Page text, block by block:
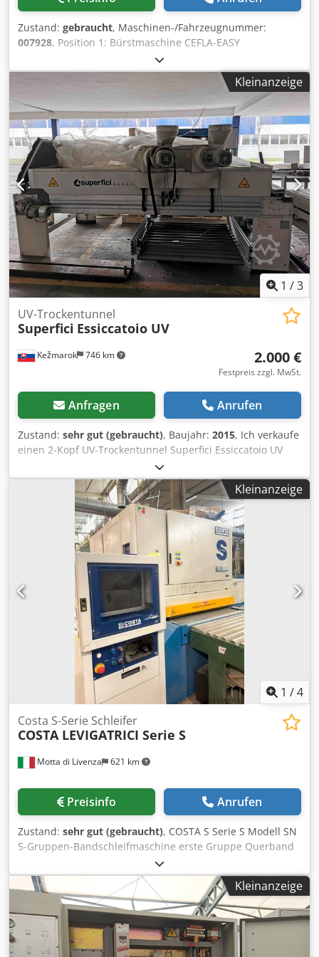
Zustand: gebraucht, Maschinen-/Fahrzeugnummer:
007928, Position 1: Bürstmaschine CEFLA-EASY
2000 + TR2V-FV3 Codpfswu Acksx Aqpsrf Position 2:
Macchina verniciatrice CEFLA-EASY 2000 + TR2V-FV3
Position 3: Lacktrocknung CEFLA-EASY 2000 + TR2V-FV3
Kleinanzeige
1 /3
Kežmarok 746 km
UV-Trockentunnel
Superfici Essiccatoio UV
2.000 €
Festpreis zzgl. MwSt.
Anfragen Anrufen
Zustand: sehr gut (gebraucht), Baujahr: 2015, Ich verkaufe
einen 2-Kopf UV-Trockentunnel Superfici Essiccatoio UV
Model: Poliedra S.Cure 1650x2 + TT1 3500. Baujahr 2015.
Verfugbar gleich. Codpfx Aqoffk Etspjrf
Reparaturbedurftig: Display, Energiequellen fuer beide
UV-Einheiten
Kleinanzeige
1 /4
Motta di Livenza 621 km
Costa S-Serie Schleifer
COSTA LEVIGATRICI Serie S
Preisinfo Anrufen
Zustand: sehr gut (gebraucht), COSTA S Serie S Modell SN
5-Gruppen-Bandschleifmaschine erste Gruppe Querband
elektronisch geteilt zweite Gruppe 1 Walze dritte Gruppe 1
Walze vierte Gruppe elektronisch geteiltes Pad Super
Finisher fünfte Gruppe elektronisch geteiltes Querband
Breite der Maschine 1350 Vakuum Inverter auf allen
Bandgruppen Inverter auf dem Band Bürsteneinheit am
Auslauf Gebläseeinheit am Auslauf Crodpfxor Iyvmo Aqpef
Kleinanzeige